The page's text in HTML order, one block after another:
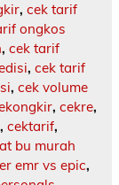
, cek tarif
ongkos
, cek tarif
, cek tarif
, cek volume
, cekre,
, cektarif,
bu murah
emr vs epic,